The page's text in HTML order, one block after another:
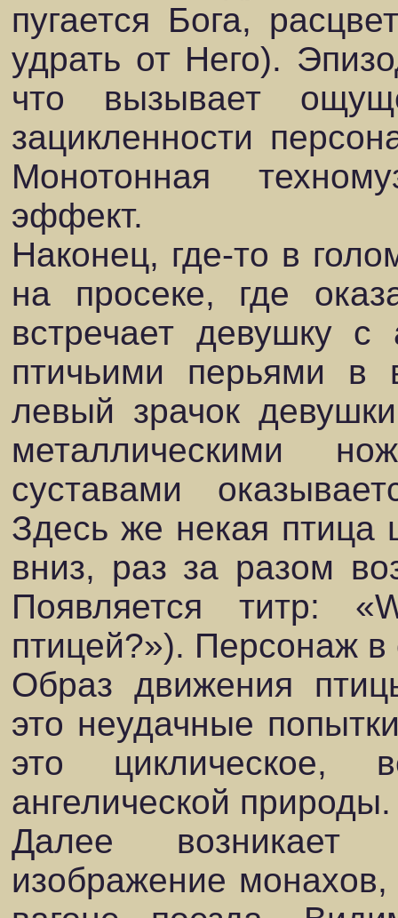
пугается Бога,
удрать от Него).
что вызывает
зацикленности
Монотонная
эффект.
Наконец, где-то в
на просеке, где
встречает девушку
птичьими перьями в
левый зрачок
металлическими
суставами
Здесь же некая птица
вниз, раз за разом
Появляется титр:
птицей?»). Персонаж в
Образ движения
это неудачные
это циклическое,
ангелической природы.
Далее возникает
изображение